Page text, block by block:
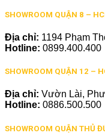
SHOWROOM QUẬN 8 –
Địa chỉ: 1194 Phạm
Hotline: 0899.400.400
SHOWROOM QUẬN 12 –
Địa chỉ: Vườn Lài,
Hotline: 0886.500.500
SHOWROOM QUẬN THỦ